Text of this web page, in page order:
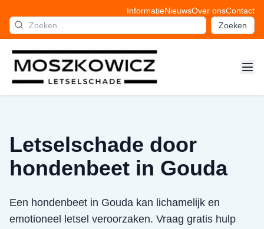
InformatieNieuwsOver onsContact
Zoeken
Letselschade door
hondenbeet in Gouda
Een hondenbeet in Gouda kan lichamelijk en
emotioneel letsel veroorzaken. Vraag gratis hulp